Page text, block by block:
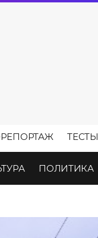
ТЕСТЫ
ПОЛИТИКА